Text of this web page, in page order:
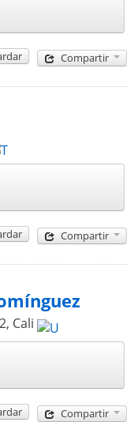
Compartir
Compartir
, Cali
Compartir